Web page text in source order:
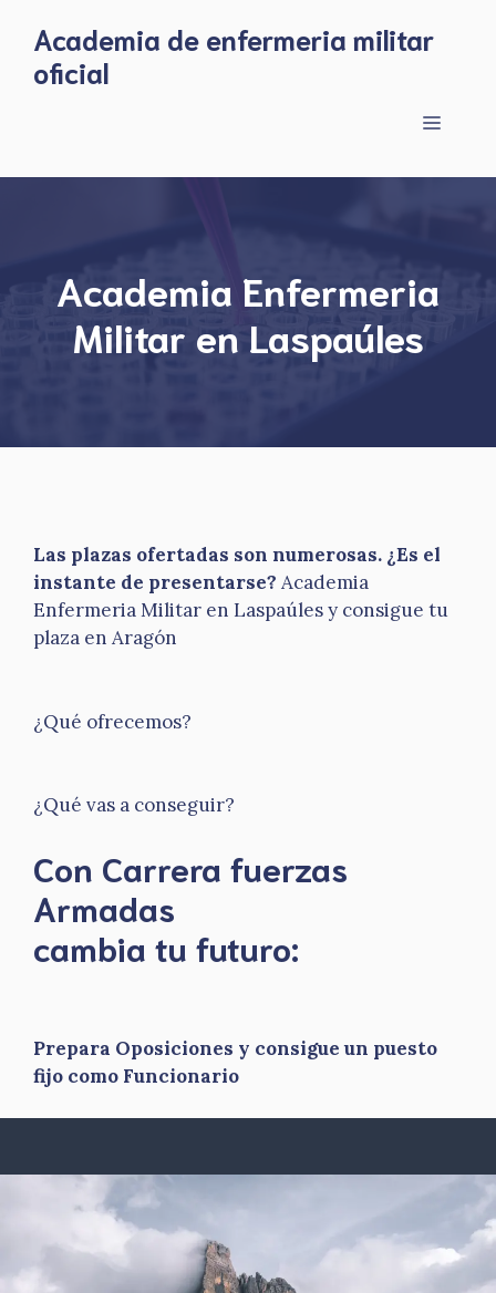
content
Academia de enfermeria militar
oficial
Menu
Academia Enfermeria
Militar en Laspaúles
Las plazas ofertadas son numerosas. ¿Es el
instante de presentarse? Academia
Enfermeria Militar en Laspaúles y consigue tu
plaza en Aragón
¿Qué ofrecemos?
¿Qué vas a conseguir?
Con Carrera fuerzas
Armadas
​cambia tu futuro:
Prepara Oposiciones y consigue un puesto
fijo como Funcionario